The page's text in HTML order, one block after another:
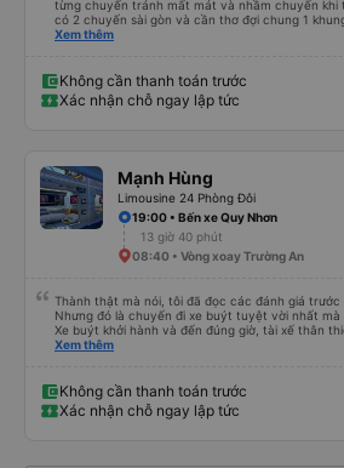
từng chuyến tránh mất mát và nhầm chuyến khi
có 2 chuyến sài gòn và cần thơ đợi chung 1 khung giờ, 1
thân thiết của quý công ty nên rất hài lòng và tin
thì chắc chắn quy công ty là nhà xe được yêu
nhơn. rất cảm ơn quý anh chị em cty cũng như chị Thảo đã lắng nghe và
tiếp nhận. " khách hàng thân thiết nhiều năm của
Xem thêm
Không cần thanh toán trước
Xác nhận chỗ ngay lập tức
Mạnh Hùng
Limousine 24 Phòng Đôi
19:00 • Bến xe Quy Nhơn
13 giờ 40 phút
08:40 • Vòng xoay Trường An
Thành thật mà nói, tôi đã đọc các đánh giá trước
Nhưng đó là chuyến đi xe buýt tuyệt vời nhất mà
Xe buýt khởi hành và đến đúng giờ, tài xế thân
dù vẫn hơi xóc, nhưng đó là đặc trưng của Việt
Xem thêm
Không cần thanh toán trước
Xác nhận chỗ ngay lập tức